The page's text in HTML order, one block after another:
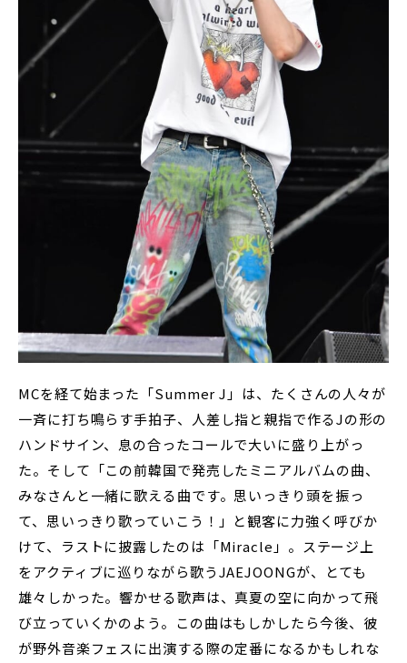
MCを経て始まった「Summer J」は、たくさんの人々が
一斉に打ち鳴らす手拍子、人差し指と親指で作るJの形の
ハンドサイン、息の合ったコールで大いに盛り上がっ
た。そして「この前韓国で発売したミニアルバムの曲、
みなさんと一緒に歌える曲です。思いっきり頭を振っ
て、思いっきり歌っていこう！」と観客に力強く呼びか
けて、ラストに披露したのは「Miracle」。ステージ上
をアクティブに巡りながら歌うJAEJOONGが、とても
雄々しかった。響かせる歌声は、真夏の空に向かって飛
び立っていくかのよう。この曲はもしかしたら今後、彼
が野外音楽フェスに出演する際の定番になるかもしれな